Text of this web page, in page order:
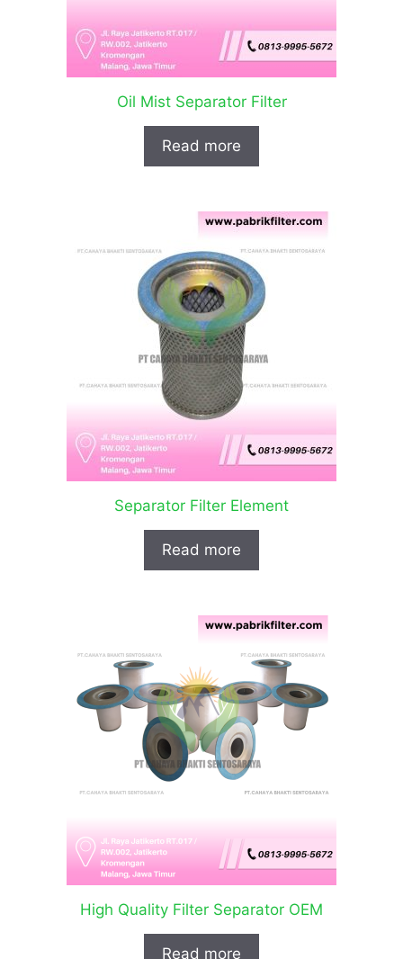
Oil Mist Separator Filter
Read more
Separator Filter Element
Read more
High Quality Filter Separator OEM
Read more